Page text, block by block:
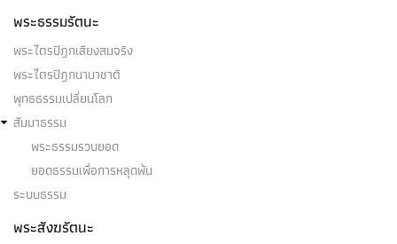
พระธรรมรัตนะ
พระไตรปิฎกเสียงสมจริง
พระไตรปิฎกนานาชาติ
พุทธธรรมเปลี่ยนโลก
สัมมาธรรม
พระธรรมรวบยอด
ยอดธรรมเพื่อการหลุดพ้น
ระบบธรรม
พระสังฆรัตนะ